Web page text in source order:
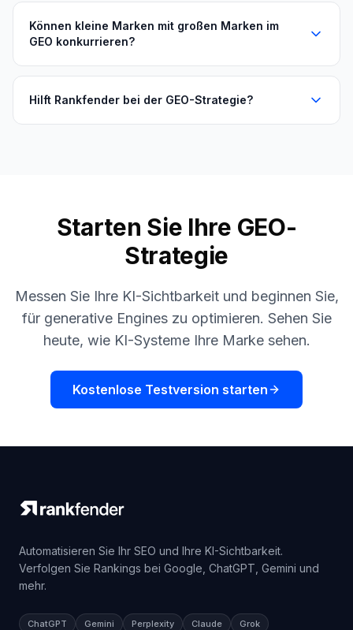
Können kleine Marken mit großen Marken im
GEO konkurrieren?
Hilft Rankfender bei der GEO-Strategie?
Starten Sie Ihre GEO-
Strategie
Messen Sie Ihre KI-Sichtbarkeit und beginnen Sie,
für generative Engines zu optimieren. Sehen Sie
heute, wie KI-Systeme Ihre Marke sehen.
Kostenlose Testversion starten
Automatisieren Sie Ihr SEO und Ihre KI-Sichtbarkeit.
Verfolgen Sie Rankings bei Google, ChatGPT, Gemini und
mehr.
ChatGPT Gemini Perplexity Claude Grok